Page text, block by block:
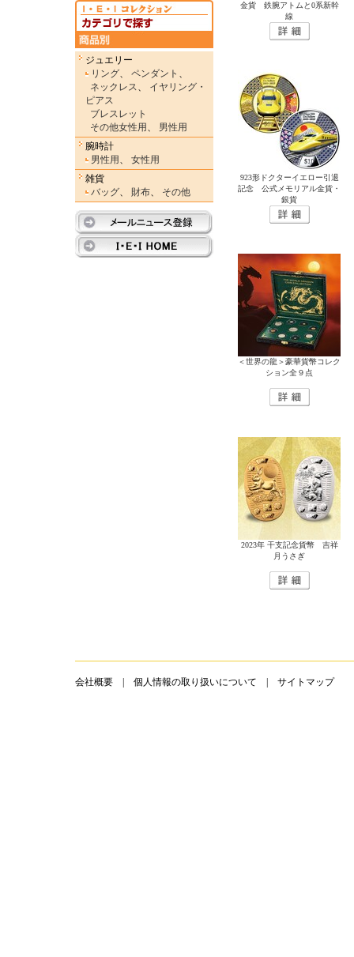
ジュエリー
リング、 ペンダント 、
ネックレス、
イヤリング・
ピアス
ブレスレット
その他女性用 、
男性用
腕時計
男性用 、
女性用
雑貨
バッグ、 財布、 その他
金貨 鉄腕アトムと0系新幹
線
923形ドクターイエロー引退
記念 公式メモリアル金貨・
銀貨
＜世界の龍＞豪華貨幣コレク
ション全９点
2023年 干支記念貨幣 吉祥
月うさぎ
会社概要 個人情報の取り扱いについて サイトマップ